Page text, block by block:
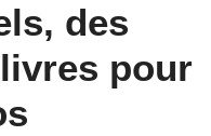
des
pour